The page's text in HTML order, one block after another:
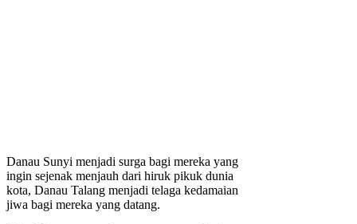
Danau Sunyi menjadi surga bagi mereka yang
ingin sejenak menjauh dari hiruk pikuk dunia
kota, Danau Talang menjadi telaga kedamaian
jiwa bagi mereka yang datang.